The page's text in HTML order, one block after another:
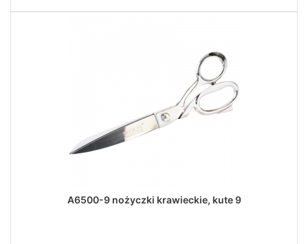
A6500-9 nożyczki krawieckie, kute 9